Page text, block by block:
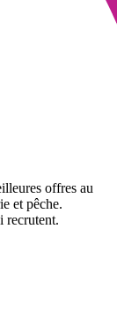
offres au
et pêche.
recrutent.